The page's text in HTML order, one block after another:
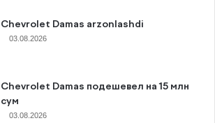
Chevrolet Damas arzonlashdi
03.08.2026
Chevrolet Damas подешевел на 15 млн
сум
03.08.2026